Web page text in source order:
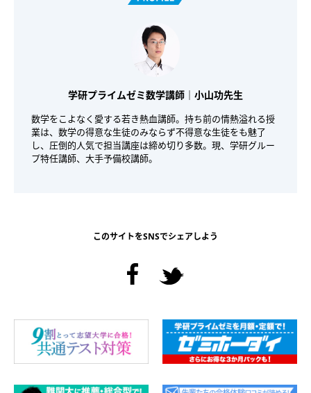
学研プライムゼミ数学講師｜小山功先生
数学をこよなく愛する若き熱血講師。持ち前の情熱溢れる授
業は、数学の得意な生徒のみならず不得意な生徒をも魅了
し、圧倒的人気で担当講座は締め切り多数。現、学研グルー
プ特任講師、大手予備校講師。
このサイトをSNSでシェアしよう